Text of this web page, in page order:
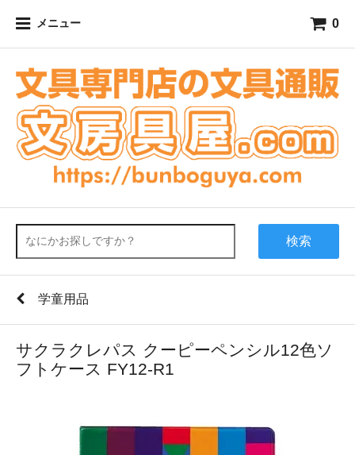
メニュー 0
検索
学童用品
サクラクレパス クーピーペンシル12色ソ
フトケース FY12-R1